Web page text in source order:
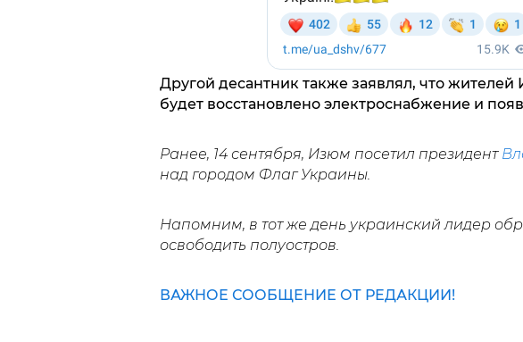
Другой десантник также заявлял, что жителей
будет восстановлено электроснабжение и
Ранее, 14 сентября, Изюм посетил президент
над городом Флаг Украины.
Напомним, в тот же день украинский лидер
освободить полуостров.
ВАЖНОЕ СООБЩЕНИЕ ОТ РЕДАКЦИИ!